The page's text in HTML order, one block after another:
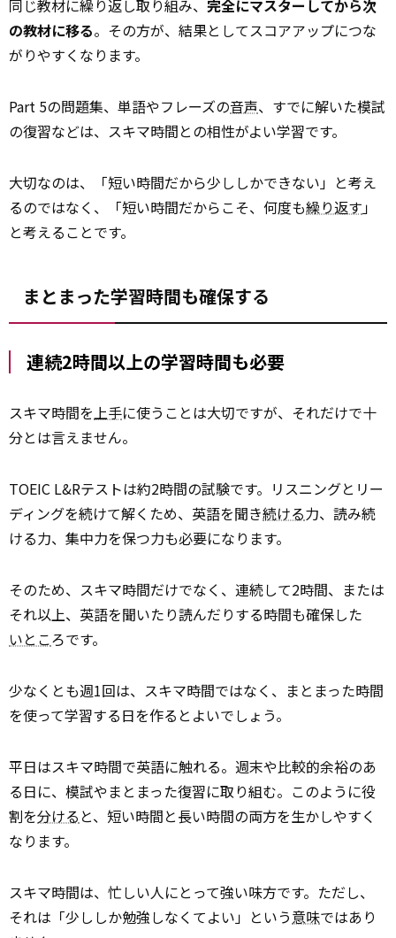
同じ教材に繰り返し取り組み、 完全にマスターしてから次
の教材に移る。その方が、結果としてスコアアップにつな
がりやすくなります。
Part 5の問題集、単語やフレーズの音声、すでに解いた模試
の復習などは、スキマ時間との相性がよい学習です。
大切なのは、「短い時間だから少ししかできない」と考え
るのではなく、「短い時間だからこそ、何度も繰り返す」
と考えることです。
まとまった学習時間も確保する
連続2時間以上の学習時間も必要
スキマ時間を上手に使うことは大切ですが、それだけで十
分とは言えません。
TOEIC L&Rテストは約2時間の試験です。リスニングとリー
ディングを続けて解くため、英語を聞き続ける力、読み続
ける力、集中力を保つ力も必要になります。
そのため、スキマ時間だけでなく、連続して2時間、または
それ以上、英語を聞いたり読んだりする時間も確保した
いところです。
少なくとも週1回は、スキマ時間ではなく、まとまった時間
を使って学習する日を作るとよいでしょう。
平日はスキマ時間で英語に触れる。週末や比較的余裕のあ
る日に、模試やまとまった復習に取り組む。このように役
割を分ける と、短い時間と長い時間の両方を生かしやすく
なります。
スキマ時間は、忙しい人にとって強い味方です。ただし、
それは「少ししか勉強しなくてよい」という意味ではあり